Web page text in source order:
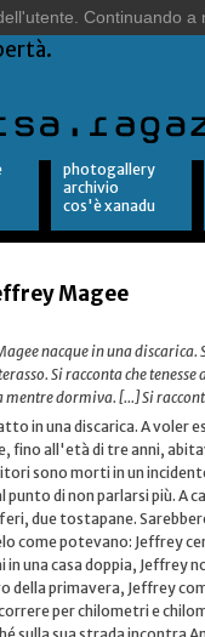
photogallery
archivio
cos'è xanadu
Magee
nacque in una
Si racconta che
dormiva. [...] Si
in una discarica. A voler
fino all'età di tre anni,
sono morti in un
punto di non parlarsi più.
due tostapane.
come potevano: Jeffrey
in una casa doppia, Jeffrey
della primavera, Jeffrey
per chilometri e